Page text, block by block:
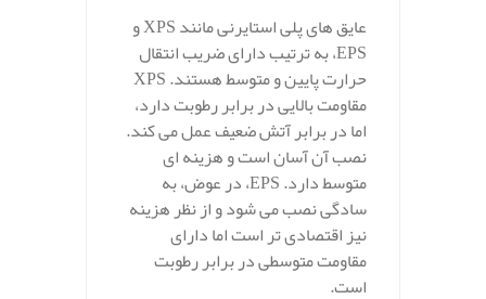
عایق‌ های پلی‌ استایرنی مانند XPS و
EPS، به ترتیب دارای ضریب انتقال
حرارت پایین و متوسط هستند. XPS
مقاومت بالایی در برابر رطوبت دارد،
اما در برابر آتش ضعیف عمل می‌ کند.
نصب آن آسان است و هزینه‌ ای
متوسط دارد. EPS، در عوض، به
سادگی نصب می‌ شود و از نظر هزینه
نیز اقتصادی‌ تر است اما دارای
مقاومت متوسطی در برابر رطوبت
است.